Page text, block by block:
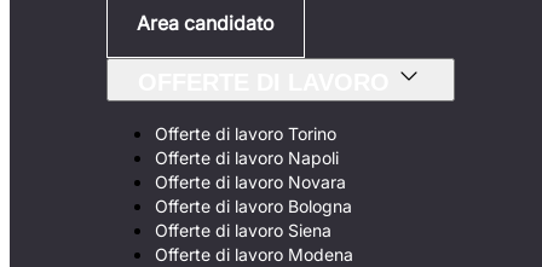
Area candidato
Offerte di lavoro Torino
Offerte di lavoro Napoli
Offerte di lavoro Novara
Offerte di lavoro Bologna
Offerte di lavoro Siena
Offerte di lavoro Modena